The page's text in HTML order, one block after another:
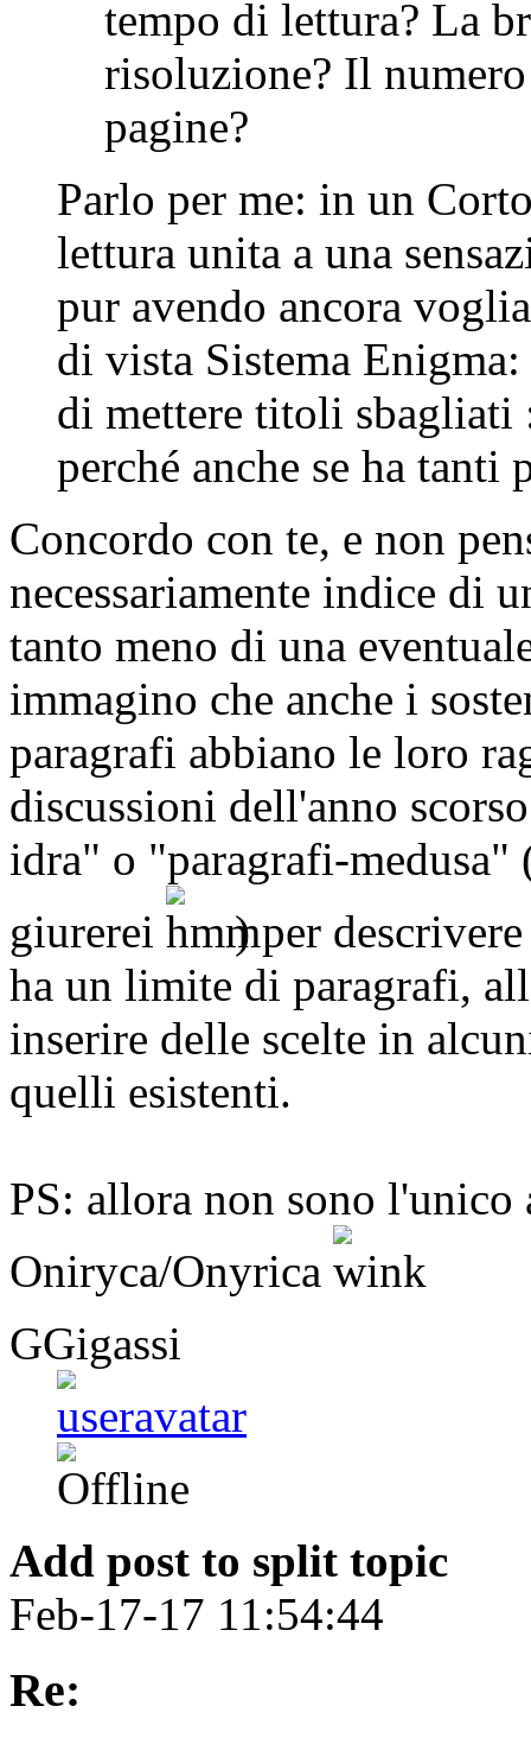
tempo di lettura? La
risoluzione? Il
pagine?
Parlo per me: in un
lettura unita a una
pur avendo ancora
di vista Sistema
di mettere titoli sbagliati
perché anche se ha
Concordo con te, e non
necessariamente indice di
tanto meno di una
immagino che anche i
paragrafi abbiano le loro
discussioni dell'anno
idra" o "paragrafi-medusa"
giurerei
) per
ha un limite di paragrafi,
inserire delle scelte in
quelli esistenti.
PS: allora non sono
Oniryca/Onyrica
GGigassi
Add post to split topic
Feb-17-17 11:54:44
Re: